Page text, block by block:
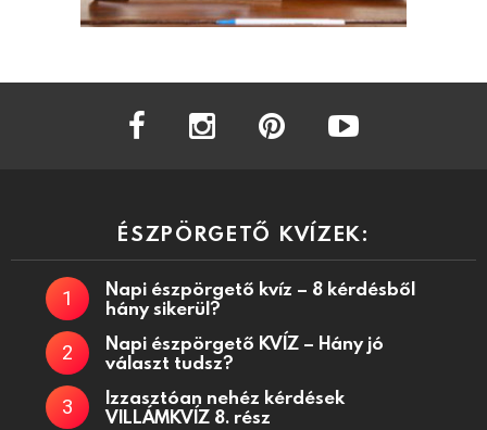
facebook instagram
ÉSZPÖRGETŐ KVÍZEK:
Napi észpörgető kvíz – 8 kérdésből
hány sikerül?
Napi észpörgető KVÍZ – Hány jó
választ tudsz?
Izzasztóan nehéz kérdések
VILLÁMKVÍZ 8. rész